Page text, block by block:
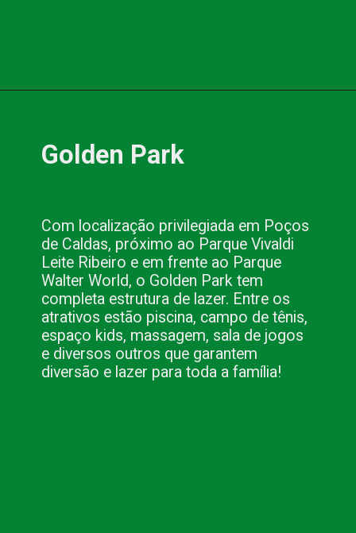
Golden Park
Com localização privilegiada em Poços
de Caldas, próximo ao Parque Vivaldi
Leite Ribeiro e em frente ao Parque
Walter World, o Golden Park tem
completa estrutura de lazer. Entre os
atrativos estão piscina, campo de tênis,
espaço kids, massagem, sala de jogos
e diversos outros que garantem
diversão e lazer para toda a família!